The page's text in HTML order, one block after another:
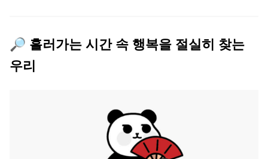
🔎 흘러가는 시간 속 행복을 절실히 찾는
우리